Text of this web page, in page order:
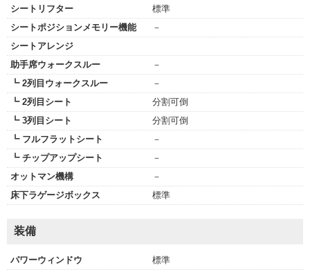
シートリフター
標準
シートポジションメモリー機能
－
シートアレンジ
助手席ウォークスルー
－
┗ 2列目ウォークスルー
－
┗ 2列目シート
分割可倒
┗ 3列目シート
分割可倒
┗ フルフラットシート
－
┗ チップアップシート
－
オットマン機構
－
床下ラゲージボックス
標準
装備
パワーウィンドウ
標準